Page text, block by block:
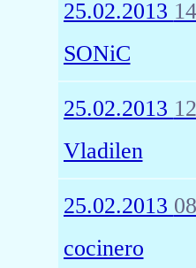
25.02.2013
SONiC
25.02.2013
Vladilen
25.02.2013
cocinero